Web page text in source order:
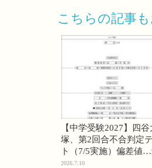
こちらの記事
【中学受験2027】四谷
塚、第2回合不合判定
ト（7/5実施）偏差値
74・桜蔭70＜PR＞
2026.7.10